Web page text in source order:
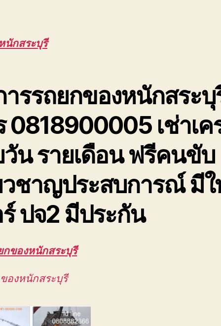
สู
ม
นักสระบุรี
ารรถยกของหนักสระบุ
0818900005 เช่าเค
วัน รายเดือน ฟรีคนขับ
วชาญประสบการณ์ มีใ
ปจ2 มีประกัน
กของหนักสระบุรี
องหนักสระบุรี